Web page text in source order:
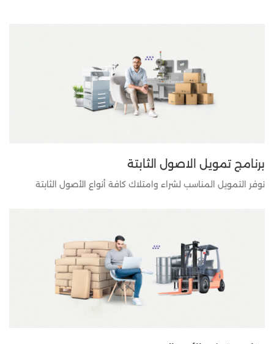
برنامج تمويل الاصول الثابتة
نوفر التمويل المناسب لشراء وامتلاك كافة أنواع الأصول الثابتة